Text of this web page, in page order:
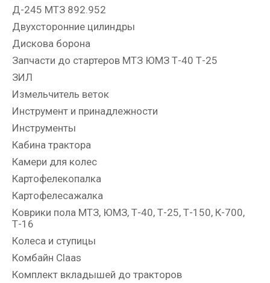
Д-245 МТЗ 892.952
Двухсторонние цилиндры
Дискова борона
Запчасти до стартеров МТЗ ЮМЗ Т-40 Т-25
ЗИЛ
Измельчитель веток
Инструмент и принадлежности
Инструменты
Кабина трактора
Камери для колес
Картофелекопалка
Картофелесажалка
Коврики пола МТЗ, ЮМЗ, Т-40, Т-25, Т-150, К-700,
Т-16
Колеса и ступицы
Комбайн Claas
Комплект вкладышей до тракторов